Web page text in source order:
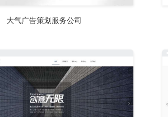
大气广告策划服务公司